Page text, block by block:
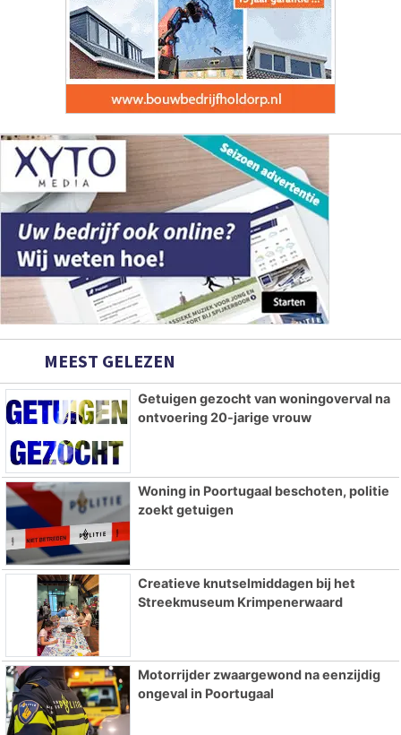
MEEST GELEZEN
Getuigen gezocht van woningoverval na
ontvoering 20-jarige vrouw
Woning in Poortugaal beschoten, politie
zoekt getuigen
Creatieve knutselmiddagen bij het
Streekmuseum Krimpenerwaard
Motorrijder zwaargewond na eenzijdig
ongeval in Poortugaal